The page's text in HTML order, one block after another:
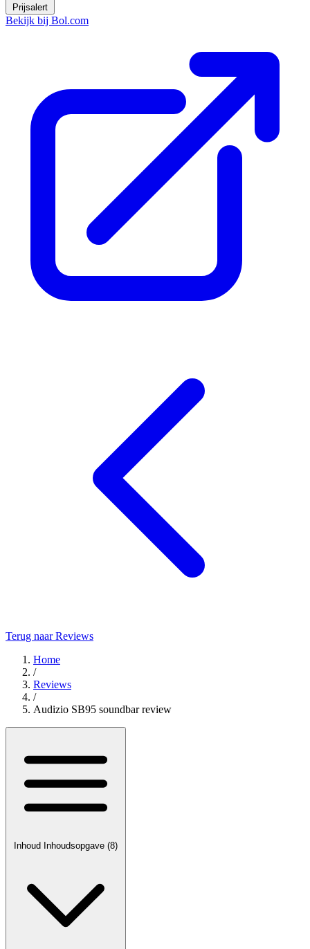
Prijsalert
Bekijk bij Bol.com
Terug naar Reviews
Home
/
Reviews
/
Audizio SB95 soundbar review
Inhoud Inhoudsopgave (8)